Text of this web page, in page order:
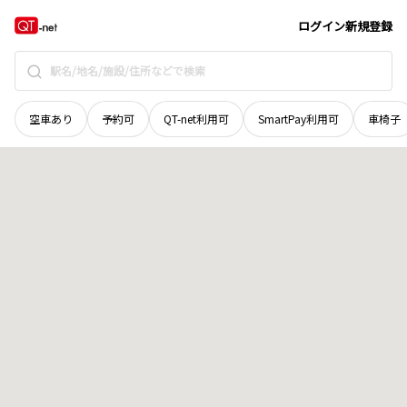
ログイン新規登録
空車あり 予約可 QT-net利用可 SmartPay利用可 車椅子
和歌山県